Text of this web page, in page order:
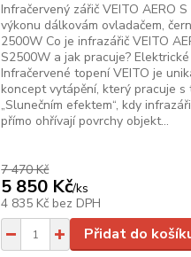
Infračervený zářič VEITO AERO
výkonu dálkovám ovladačem,
2500W Co je infrazářič VEITO
S2500W a jak pracuje? Elektrické
Infračervené topení VEITO je
koncept vytápění, který pracuje s
„Slunečním efektem“, kdy
přímo ohřívají povrchy objekt...
7 470 Kč
5 850 Kč/ks
4 835 Kč bez DPH
Přidat do